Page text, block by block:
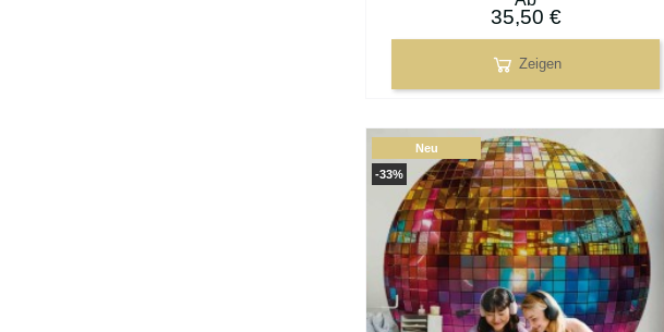
35,50 €
Zeigen
-33%
Neu